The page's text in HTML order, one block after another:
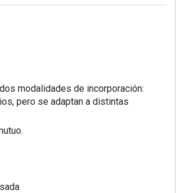
modalidades de incorporación:
pero se adaptan a distintas